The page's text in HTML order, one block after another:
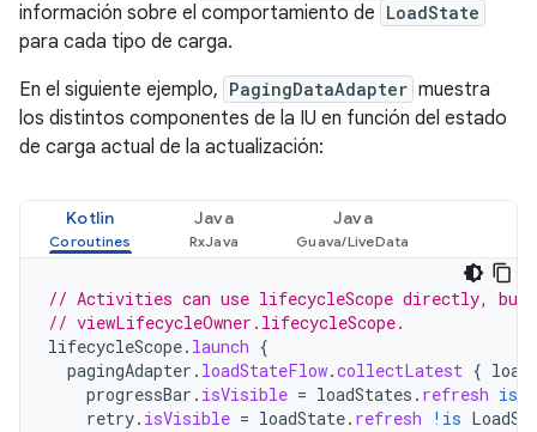
información sobre el comportamiento de LoadState
para cada tipo de carga.
En el siguiente ejemplo, PagingDataAdapter muestra
los distintos componentes de la IU en función del estado
de carga actual de la actualización:
Kotlin Java Java
// Activities can use lifecycleScope directly, but
// viewLifecycleOwner.lifecycleScope.
lifecycleScope. launch {
pagingAdapter . loadStateFlow.collectLatest {
progressBar . isVisible = loadStates . refresh is
retry. isVisible = loadState. refresh !is